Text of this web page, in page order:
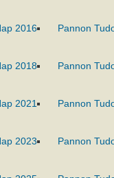
2016 Pannon
2018 Pannon
2021 Pannon
2023 Pannon